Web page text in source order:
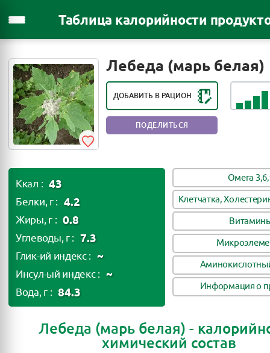
Таблица калорийности
Лебеда (марь белая)
ДОБАВИТЬ В РАЦИОН
ПОДЕЛИТЬСЯ
Ккал : 43
Белки, г : 4.2
Жиры, г : 0.8
Углеводы, г : 7.3
Глик-ий индекс : ~
Инсул-ый индекс : ~
Вода, г : 84.3
Омега
Клетчатка,
Информация о
Лебеда (марь белая) -
химический состав